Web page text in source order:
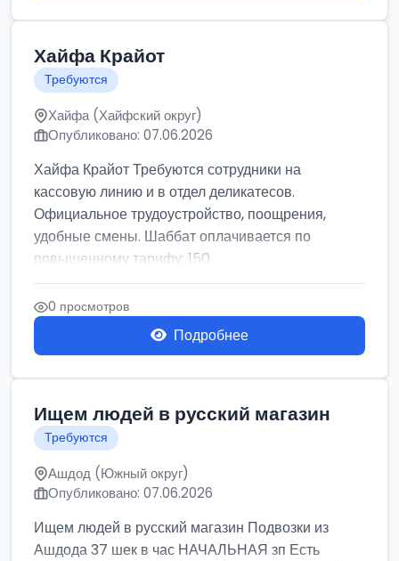
Хайфа Крайот
Требуются
Хайфа (Хайфский округ)
Опубликовано: 07.06.2026
Хайфа Крайот Требуются сотрудники на
кассовую линию и в отдел деликатесов.
Официальное трудоустройство, поощрения,
удобные смены. Шаббат оплачивается по
повышенному тарифу: 150
0 просмотров
Подробнее
Ищем людей в русский магазин
Требуются
Ашдод (Южный округ)
Опубликовано: 07.06.2026
Ищем людей в русский магазин Подвозки из
Ашдода 37 шек в час НАЧАЛЬНАЯ зп Есть